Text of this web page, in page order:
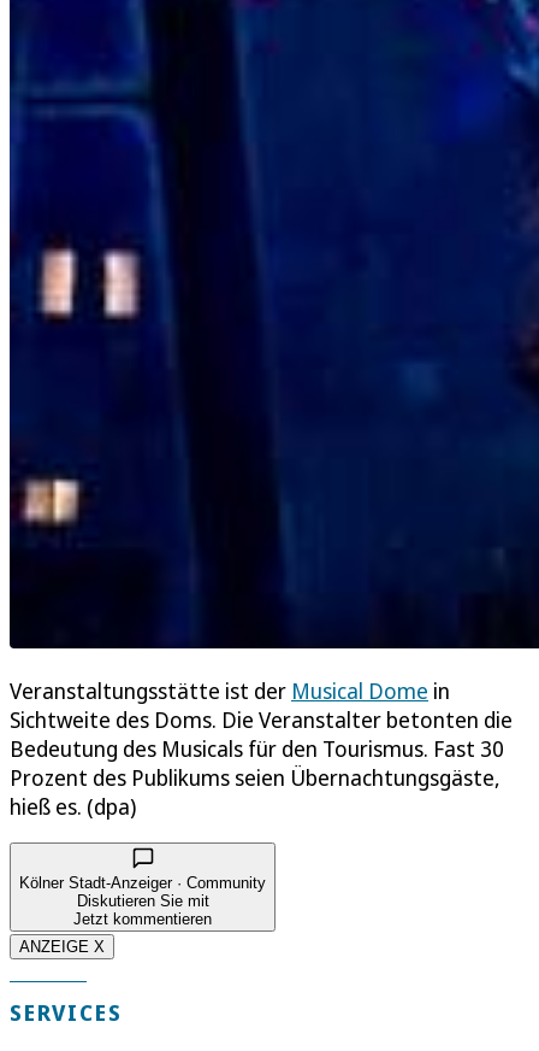
Veranstaltungsstätte ist der Musical Dome in
Sichtweite des Doms. Die Veranstalter betonten die
Bedeutung des Musicals für den Tourismus. Fast 30
Prozent des Publikums seien Übernachtungsgäste,
hieß es. (dpa)
Kölner Stadt-Anzeiger · Community
Diskutieren Sie mit
Jetzt kommentieren
ANZEIGE X
SERVICES